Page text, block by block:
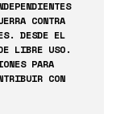
CONTRA
DESDE EL
LIBRE USO.
PARA
CON